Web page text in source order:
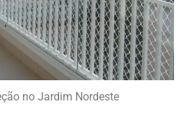
no Jardim Nordeste